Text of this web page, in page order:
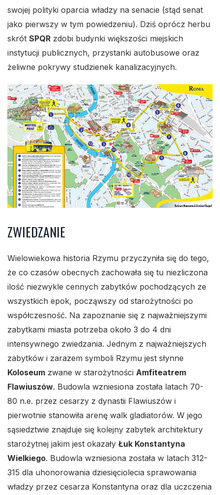
swojej polityki oparcia władzy na senacie (stąd senat
jako pierwszy w tym powiedzeniu). Dziś oprócz herbu
skrót SPQR zdobi budynki większości miejskich
instytucji publicznych, przystanki autobusowe oraz
żeliwne pokrywy studzienek kanalizacyjnych.
ZWIEDZANIE
Wielowiekowa historia Rzymu przyczyniła się do tego,
że co czasów obecnych zachowała się tu niezliczona
ilość niezwykle cennych zabytków pochodzących ze
wszystkich epok, począwszy od starożytności po
współczesność. Na zapoznanie się z najważniejszymi
zabytkami miasta potrzeba około 3 do 4 dni
intensywnego zwiedzania. Jednym z najważniejszych
zabytków i zarazem symboli Rzymu jest słynne
Koloseum zwane w starożytności Amfiteatrem
Flawiuszów. Budowla wzniesiona została latach 70-
80 n.e. przez cesarzy z dynastii Flawiuszów i
pierwotnie stanowiła arenę walk gladiatorów. W jego
sąsiedztwie znajduje się kolejny zabytek architektury
starożytnej jakim jest okazały Łuk Konstantyna
Wielkiego. Budowla wzniesiona została w latach 312-
315 dla uhonorowania dziesięciolecia sprawowania
władzy przez cesarza Konstantyna oraz dla uczczenia